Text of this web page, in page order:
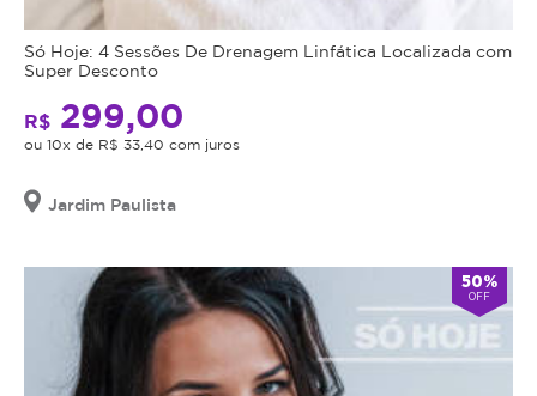
Só Hoje: 4 Sessões De Drenagem Linfática Localizada com
Super Desconto
R$ 299,00
ou 10x de R$ 33,40 com juros
Jardim Paulista
50%
OFF